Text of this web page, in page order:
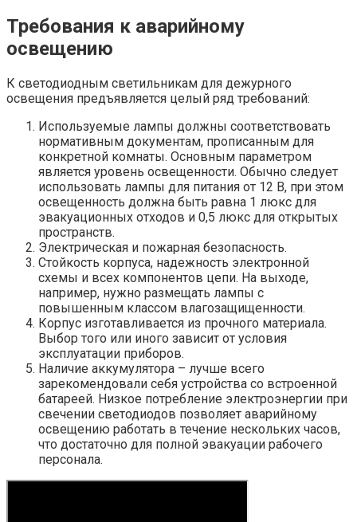
Требования к аварийному
освещению
К светодиодным светильникам для дежурного
освещения предъявляется целый ряд требований:
Используемые лампы должны соответствовать
нормативным документам, прописанным для
конкретной комнаты. Основным параметром
является уровень освещенности. Обычно следует
использовать лампы для питания от 12 В, при этом
освещенность должна быть равна 1 люкс для
эвакуационных отходов и 0,5 люкс для открытых
пространств.
Электрическая и пожарная безопасность.
Стойкость корпуса, надежность электронной
схемы и всех компонентов цепи. На выходе,
например, нужно размещать лампы с
повышенным классом влагозащищенности.
Корпус изготавливается из прочного материала.
Выбор того или иного зависит от условия
эксплуатации приборов.
Наличие аккумулятора – лучше всего
зарекомендовали себя устройства со встроенной
батареей. Низкое потребление электроэнергии при
свечении светодиодов позволяет аварийному
освещению работать в течение нескольких часов,
что достаточно для полной эвакуации рабочего
персонала.